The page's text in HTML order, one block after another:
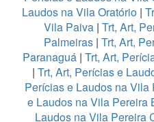
Laudos na Vila Oratório |
Vila Paiva| Trt, Art,
Palmeiras | Trt, Art,
Paranaguá| Trt, Art,
| Trt, Art, Perícias e
Perícias e Laudos na Vila
e Laudos na Vila Pereira
Laudos na Vila Pereira